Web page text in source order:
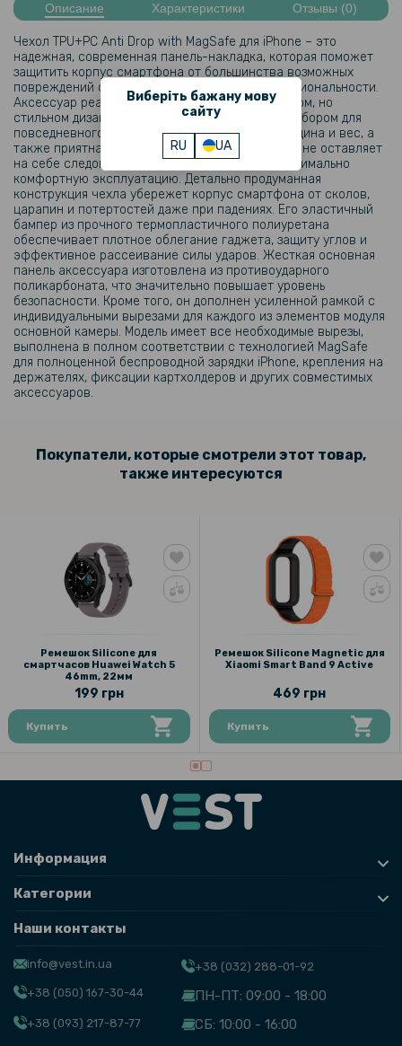
Виберіть бажану мову
сайту
RU UA
Описание Характеристики Отзывы (0)
Чехол TPU+PC Anti Drop with MagSafe для iPhone – это
надежная, современная панель-накладка, которая поможет
защитить корпус смартфона от большинства возможных
повреждений с полным сохранением его функциональности.
Аксессуар реализован в достаточно сдержанном, но
стильном дизайне, что делает его идеальным выбором для
повседневного использования. Небольшие толщина и вес, а
также приятная на ощупь поверхность, которая не оставляет
на себе следов от пальцев, обеспечат его максимально
комфортную эксплуатацию. Детально продуманная
конструкция чехла убережет корпус смартфона от сколов,
царапин и потертостей даже при падениях. Его эластичный
бампер из прочного термопластичного полиуретана
обеспечивает плотное облегание гаджета, защиту углов и
эффективное рассеивание силы ударов. Жесткая основная
панель аксессуара изготовлена из противоударного
поликарбоната, что значительно повышает уровень
безопасности. Кроме того, он дополнен усиленной рамкой с
индивидуальными вырезами для каждого из элементов модуля
основной камеры. Модель имеет все необходимые вырезы,
выполнена в полном соответствии с технологией MagSafe
для полноценной беспроводной зарядки iPhone, крепления на
держателях, фиксации картхолдеров и других совместимых
аксессуаров.
Покупатели, которые смотрели этот товар,
также интересуются
Ремешок Silicone для
смартчасов Huawei Watch 5
46mm, 22мм
199 грн
Купить
Ремешок Silicone Magnetic для
Xiaomi Smart Band 9 Active
469 грн
Купить
Информация
Категории
Наши контакты
info@vest.in.ua
+38 (050) 167-30-44
+38 (093) 217-87-77
+38 (032) 288-01-92
ПН-ПТ: 09:00 - 18:00
СБ: 10:00 - 16:00